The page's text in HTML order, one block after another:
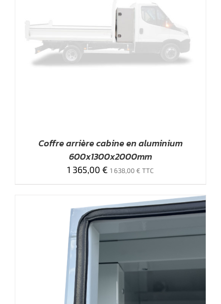
Coffre arrière cabine en aluminium
600x1300x2000mm
1 365,00 € 1 638,00€ TTC